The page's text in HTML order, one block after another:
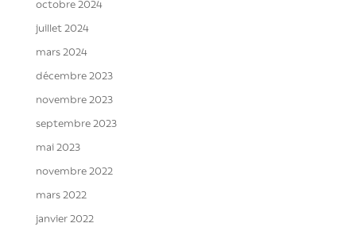
juillet 2024
mars 2024
décembre 2023
novembre 2023
septembre 2023
mai 2023
novembre 2022
mars 2022
janvier 2022